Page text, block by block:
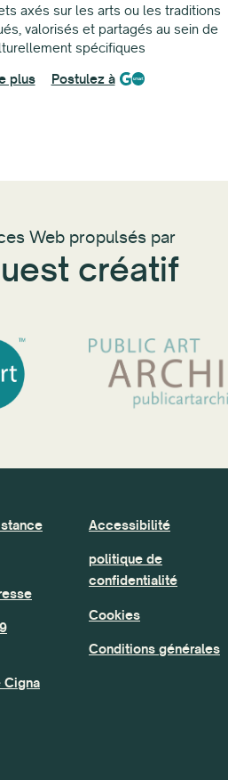
axés sur les arts ou les traditions
valorisés et partagés au sein de
spécifiques
plus
Postulez à
Web propulsés par
créatif
Cigna
Accessibilité
politique de
confidentialité
Cookies
Conditions générales